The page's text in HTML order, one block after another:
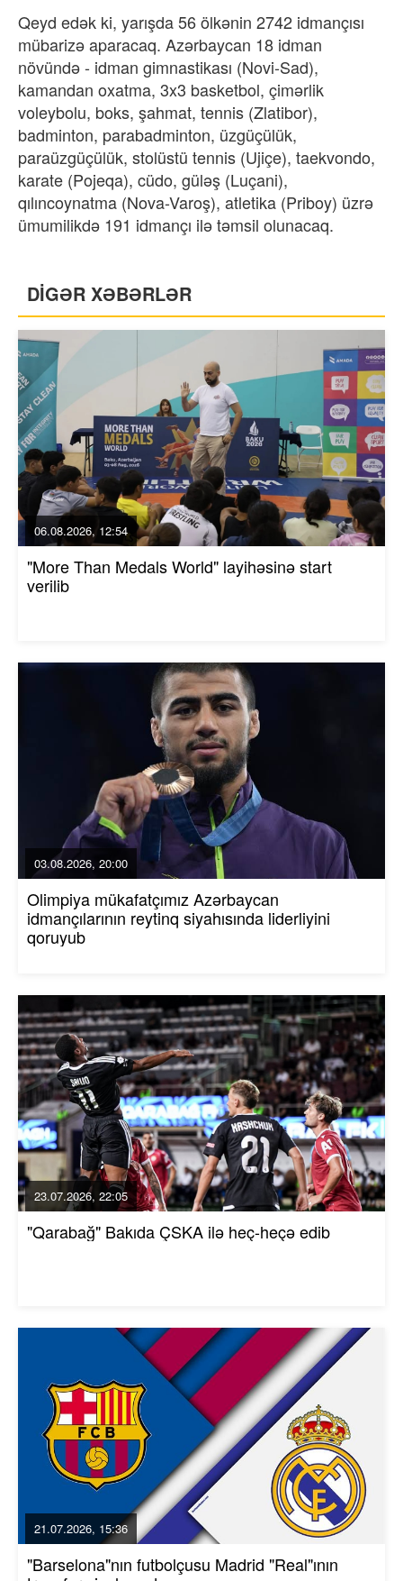
Qeyd edək ki, yarışda 56 ölkənin 2742 idmançısı
mübarizə aparacaq. Azərbaycan 18 idman
növündə - idman gimnastikası (Novi-Sad),
kamandan oxatma, 3x3 basketbol, çimərlik
voleybolu, boks, şahmat, tennis (Zlatibor),
badminton, parabadminton, üzgüçülük,
paraüzgüçülük, stolüstü tennis (Ujiçe), taekvondo,
karate (Pojeqa), cüdo, güləş (Luçani),
qılıncoynatma (Nova-Varoş), atletika (Priboy) üzrə
ümumilikdə 191 idmançı ilə təmsil olunacaq.
DİGƏR XƏBƏRLƏR
06.08.2026, 12:54
"More Than Medals World" layihəsinə start
verilib
03.08.2026, 20:00
Olimpiya mükafatçımız Azərbaycan
idmançılarının reytinq siyahısında liderliyini
qoruyub
23.07.2026, 22:05
"Qarabağ" Bakıda ÇSKA ilə heç-heçə edib
21.07.2026, 15:36
"Barselona"nın futbolçusu Madrid "Real"ının